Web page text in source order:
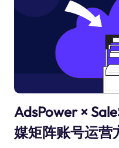
AdsPower ×
媒矩阵账号运营